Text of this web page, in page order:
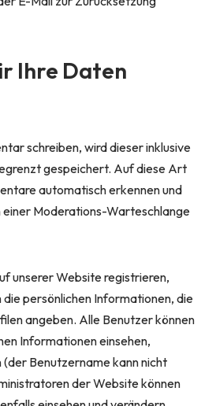
Ihre Daten
schreiben, wird dieser inklusive
gespeichert. Auf diese Art
automatisch erkennen und
Moderations-Warteschlange
unserer Website registrieren,
persönlichen Informationen, die
angeben. Alle Benutzer können
Informationen einsehen,
Benutzername kann nicht
der Website können